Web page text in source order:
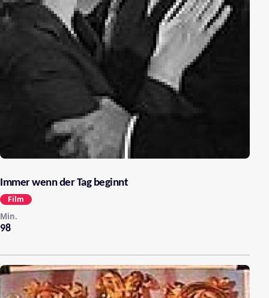
Immer wenn der Tag beginnt
98
Min.
Film